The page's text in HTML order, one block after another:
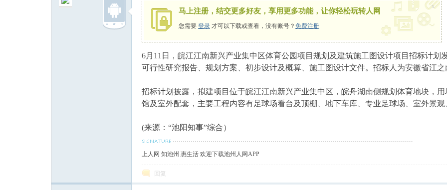
马上注册，结交更多好友，享用更多功能，让你轻松玩转人网
您需要 登录 才可以下载或查看，没有账号？ 免费注册
x
6月11日，皖江江南新兴产业集中区体育公园项目规划及建筑施工图设计项目招标计划
可行性研究报告、规划方案、初步设计及概算、施工图设计文件。招标人为安徽省江
招标计划披露，拟建项目位于皖江江南新兴产业集中区，皖舟湖南侧规划体育地块，
馆及室外配套，主要工程内容有足球场看台及顶棚、地下车库、专业足球场、室外景
(来源：“池阳知事”综合）
上人网 知池州 惠生活 欢迎下载池州人网APP
回复